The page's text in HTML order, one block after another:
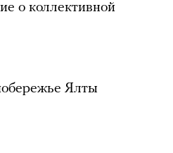
о коллективной
Ялты